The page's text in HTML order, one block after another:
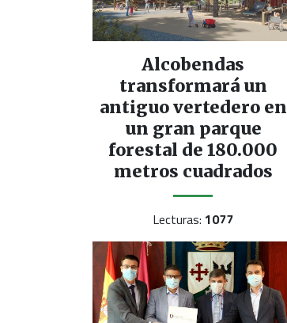
Alcobendas
transformará un
antiguo vertedero en
un gran parque
forestal de 180.000
metros cuadrados
Lecturas:1077